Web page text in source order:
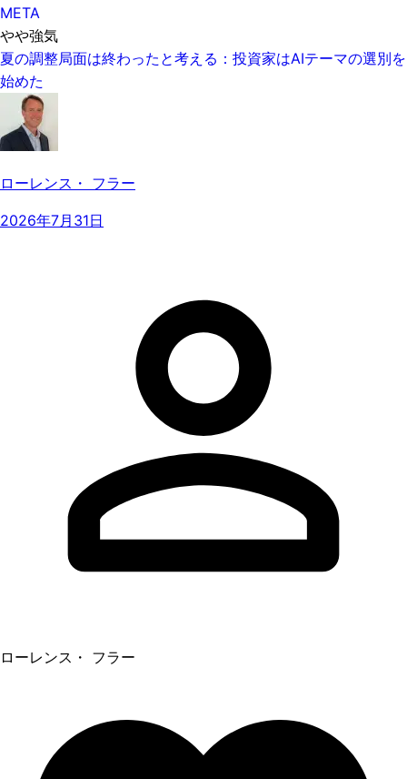
META
やや強気
夏の調整局面は終わったと考える：投資家はAIテーマの選別を
始めた
ローレンス・ フラー
2026年7月31日
ローレンス・ フラー